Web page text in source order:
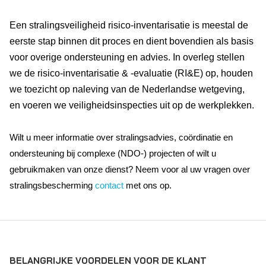
Een stralingsveiligheid risico-inventarisatie is meestal de
eerste stap binnen dit proces en dient bovendien als basis
voor overige ondersteuning en advies. In overleg stellen
we de risico-inventarisatie & -evaluatie (RI&E) op, houden
we toezicht op naleving van de Nederlandse wetgeving,
en voeren we veiligheidsinspecties uit op de werkplekken.
Wilt u meer informatie over stralingsadvies, coördinatie en
ondersteuning bij complexe (NDO-) projecten of wilt u
gebruikmaken van onze dienst? Neem voor al uw vragen over
stralingsbescherming contact met ons op.
BELANGRIJKE VOORDELEN VOOR DE KLANT